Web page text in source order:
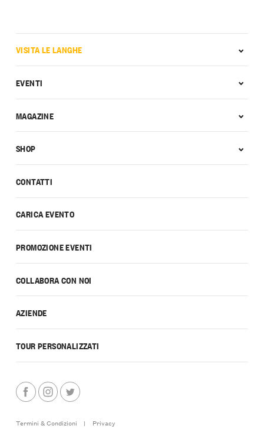
CONTATTI
CARICA EVENTO
PROMOZIONE EVENTI
COLLABORA CON NOI
AZIENDE
TOUR PERSONALIZZATI
VISITA LE LANGHE
EVENTI
MAGAZINE
SHOP
Termini & Condizioni | Privacy